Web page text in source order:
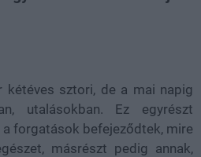
sztori, de a mai napig
utalásokban. Ez egyrészt
a forgatások befejeződtek, mire
másrészt pedig annak,